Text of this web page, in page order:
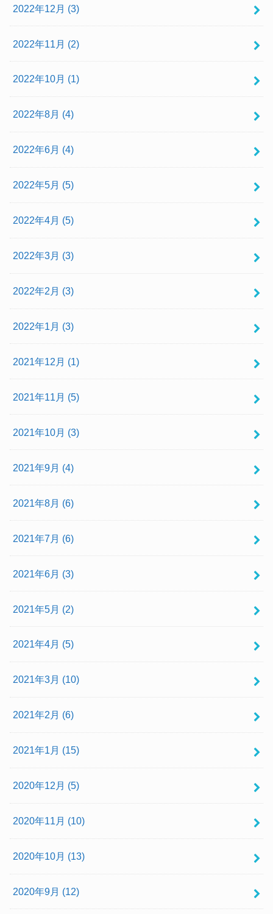
2022年12月 (3)
2022年11月 (2)
2022年10月 (1)
2022年8月 (4)
2022年6月 (4)
2022年5月 (5)
2022年4月 (5)
2022年3月 (3)
2022年2月 (3)
2022年1月 (3)
2021年12月 (1)
2021年11月 (5)
2021年10月 (3)
2021年9月 (4)
2021年8月 (6)
2021年7月 (6)
2021年6月 (3)
2021年5月 (2)
2021年4月 (5)
2021年3月 (10)
2021年2月 (6)
2021年1月 (15)
2020年12月 (5)
2020年11月 (10)
2020年10月 (13)
2020年9月 (12)